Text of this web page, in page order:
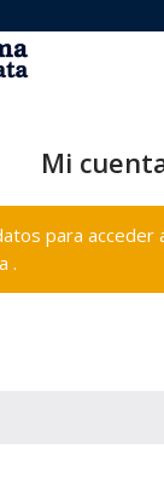
Mi
para acceder
.